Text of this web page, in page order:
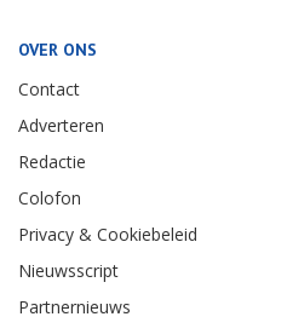
OVER ONS
Contact
Adverteren
Redactie
Colofon
Privacy & Cookiebeleid
Nieuwsscript
Partnernieuws